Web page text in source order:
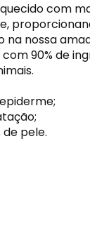
com
na nossa
90% de
pele.